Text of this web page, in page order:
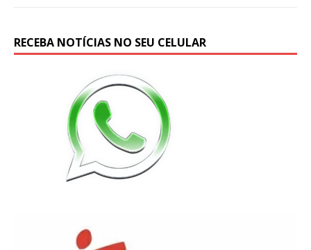
RECEBA NOTÍCIAS NO SEU CELULAR